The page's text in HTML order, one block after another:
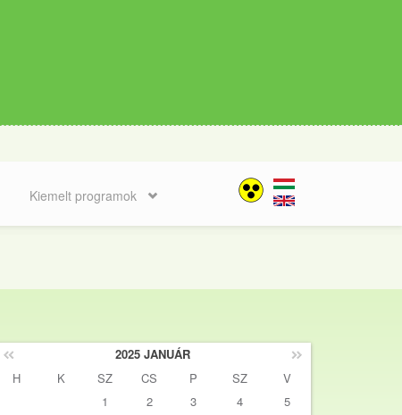
Kiemelt programok
H K SZ CS P SZ
V
1
2 3 4
5
2025 JANUÁR